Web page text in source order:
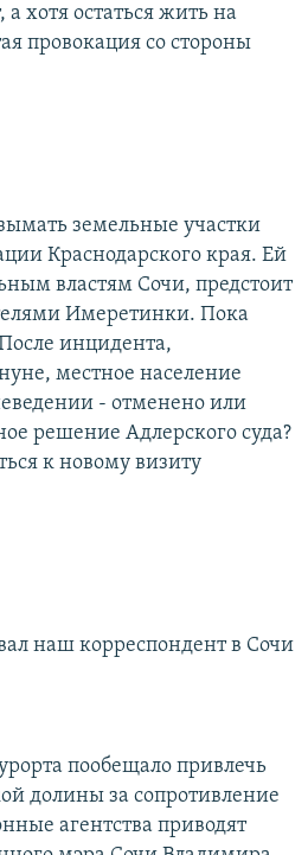
хотя остаться жить на
провокация со стороны
земельные участки
Краснодарского края. Ей
властям Сочи, предстоит
Имеретинки. Пока
инцидента,
местное население
- отменено или
решение Адлерского суда?
к новому визиту
наш корреспондент в Сочи
пообещало привлечь
долины за сопротивление
агентства приводят